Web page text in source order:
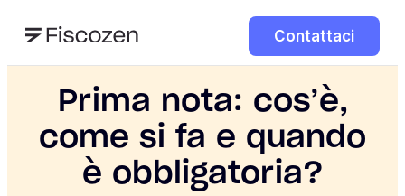
Contattaci
Prima nota: cos’è,
come si fa e quando
è obbligatoria?